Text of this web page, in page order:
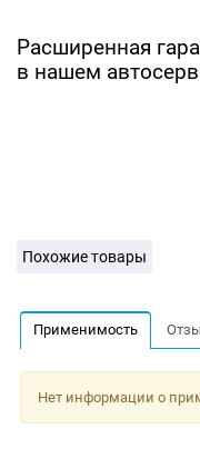
Расширенная
в нашем
Похожие товары
Применимость
Нет информации о